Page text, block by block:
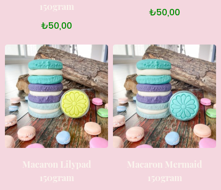
150gram
₺50,00
₺50,00
Macaron Lilypad
150gram
Macaron Mermaid
150gram